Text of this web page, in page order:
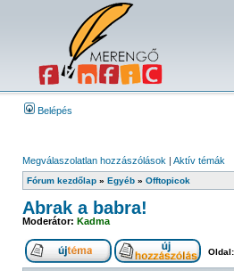
Belépés
Megválaszolatlan hozzászólások | Aktív témák
Fórum kezdőlap » Egyéb » Offtopicok
Abrak a babra!
Moderátor: Kadma
Oldal: